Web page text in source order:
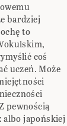
bardziej
to
coś
uczeń. Może
pewnością
albo japońskiej